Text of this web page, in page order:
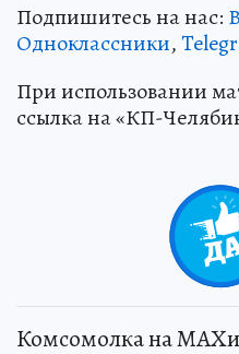
Подпишитесь на нас:
Одноклассники,
При использовании
ссылка на «КП-
Комсомолка на